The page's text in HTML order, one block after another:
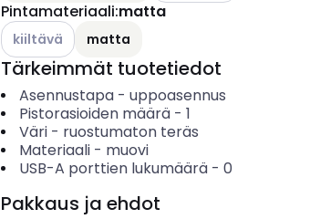
Pintamateriaali:matta
Katso käytettävissä olevat vaihtoehdot
kiiltävä matta
Tärkeimmät tuotetiedot
Asennustapa- uppoasennus
Pistorasioiden määrä- 1
Väri- ruostumaton teräs
Materiaali- muovi
USB-A porttien lukumäärä- 0
Pakkaus ja ehdot